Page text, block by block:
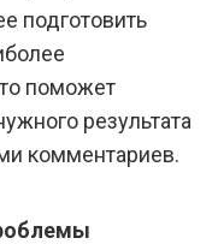
подготовить
поможет
результата
комментариев.